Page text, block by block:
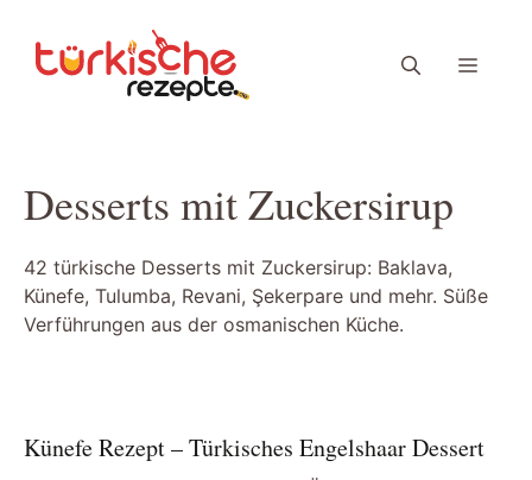
Inhalt
springen
Menü
Desserts mit Zuckersirup
42 türkische Desserts mit Zuckersirup: Baklava,
Künefe, Tulumba, Revani, Şekerpare und mehr. Süße
Verführungen aus der osmanischen Küche.
Künefe Rezept – Türkisches Engelshaar Dessert